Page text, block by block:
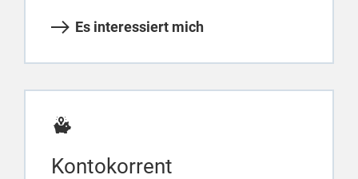
Es interessiert mich
Kontokorrent